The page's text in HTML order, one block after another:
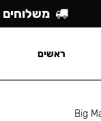
Big
משלוחים
ראשים